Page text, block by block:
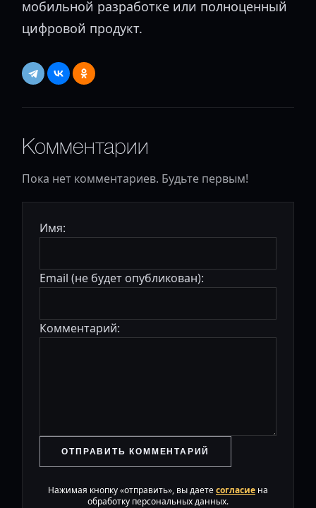
мобильной разработке или полноценный
цифровой продукт.
Комментарии
Пока нет комментариев. Будьте первым!
Имя:
Email (не будет опубликован):
Комментарий:
ОТПРАВИТЬ КОММЕНТАРИЙ
Нажимая кнопку «отправить», вы даетесогласие на
обработку персональных данных.